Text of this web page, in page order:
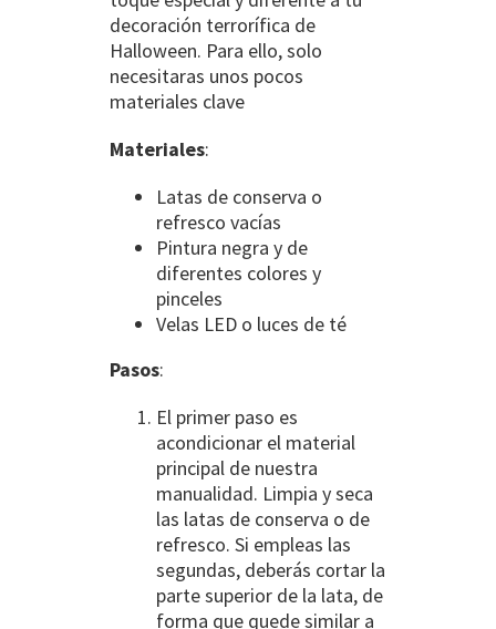
decoración terrorífica de
Halloween. Para ello, solo
necesitaras unos pocos
materiales clave
Materiales:
Latas de conserva o
refresco vacías
Pintura negra y de
diferentes colores y
pinceles
Velas LED o luces de té
Pasos:
El primer paso es
acondicionar el material
principal de nuestra
manualidad. Limpia y seca
las latas de conserva o de
refresco. Si empleas las
segundas, deberás cortar la
parte superior de la lata, de
forma que quede similar a